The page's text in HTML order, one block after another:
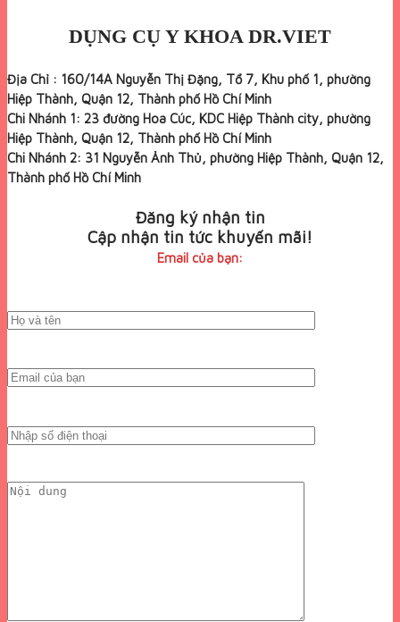
DỤNG CỤ Y KHOA DR.VIET
Địa Chỉ : 160/14A Nguyễn Thị Đặng, Tổ 7, Khu phố 1, phường
Hiệp Thành, Quận 12, Thành phố Hồ Chí Minh
Chi Nhánh 1: 23 đường Hoa Cúc, KDC Hiệp Thành city, phường
Hiệp Thành, Quận 12, Thành phố Hồ Chí Minh
Chi Nhánh 2: 31 Nguyễn Ảnh Thủ, phường Hiệp Thành, Quận 12,
Thành phố Hồ Chí Minh
Đăng ký nhận tin
Cập nhận tin tức khuyến mãi!
Email của bạn: